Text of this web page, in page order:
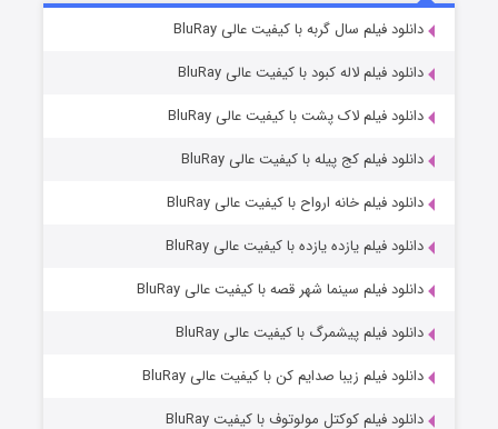
قسمت۶ (زیرنویس) منتشر شد دانلود فیلم سال گربه با کیفیت عالی BluRay
دانلود فیلم لاله کبود با کیفیت عالی BluRay
دانلود فیلم لاک پشت با کیفیت عالی BluRay
دانلود فیلم کج‌ پیله با کیفیت عالی BluRay
دانلود فیلم خانه ارواح با کیفیت عالی BluRay
دانلود فیلم یازده یازده با کیفیت عالی BluRay
دانلود فیلم سینما شهر قصه با کیفیت عالی BluRay
دانلود فیلم پیشمرگ با کیفیت عالی BluRay
دانلود فیلم زیبا صدایم کن با کیفیت عالی BluRay
دانلود فیلم کوکتل مولوتوف با کیفیت BluRay